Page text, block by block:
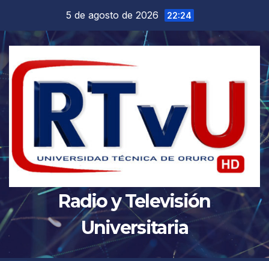
contenido
5 de agosto de 2026 22:24
Radio y Televisión
Universitaria